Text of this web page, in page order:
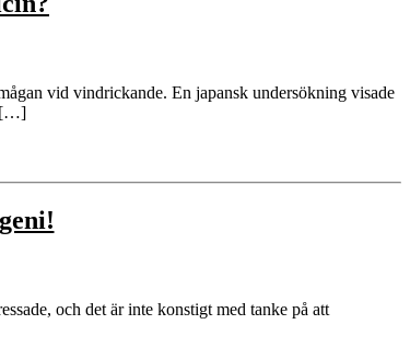
vid vindrickande. En japansk undersökning visade
[…]
och det är inte konstigt med tanke på att